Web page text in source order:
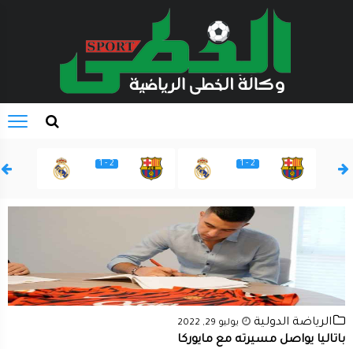
2 - 1
2 - 1
الرياضة الدولية يوليو 29, 2022
باتاليا يواصل مسيرته مع مايوركا